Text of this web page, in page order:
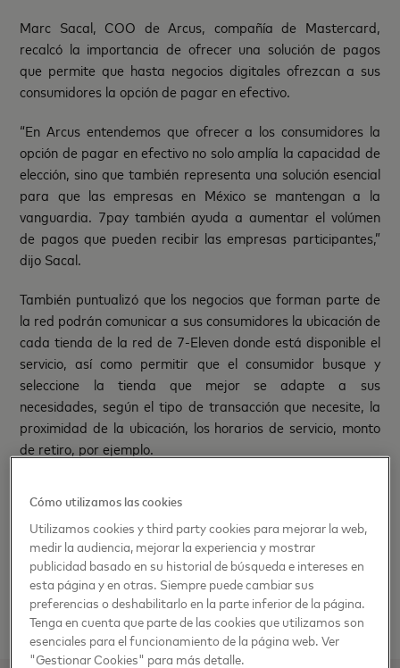
Marc Sacal, COO de Arcus, compañía de Mastercard,
recalcó la importancia de ofrecer una solución de pagos
que permite que hasta negocios digitales ofrezcan a sus
consumidores la opción de pagar en efectivo.
“En Arcus entendemos que ofrecer a los consumidores la
opción de pagar en efectivo no solo amplía la capacidad de
elección, sino que también representa una solución esencial
para que las empresas en México se mantengan a la
vanguardia. 7pay también ayuda a aumentar el volúmen
de pagos que pueden recibir las empresas participantes,”
dijo Sacal.
También puntualizó que los negocios que forman parte de
la red podrán comunicar a sus consumidores la ubicación de
cada tienda de la red de 7-Eleven donde está disponible el
servicio, así como permitir que el consumidor busque y
seleccione la tienda que mejor se adapte a sus
necesidades, según el tipo de transacción que necesite, la
proximidad de la ubicación, los horarios de servicio, monto
de retiro, por ejemplo.
y negocios para seguir innovando y ofreciendo cada día
más y mejores soluciones, llevando una oferta completa de
excelentes productos y servicios en cada una de sus
tiendas.
Si estás interesado en conocer más, visita 7pay.com.mx
Cómo utilizamos las cookies
Utilizamos cookies y third party cookies para mejorar la web,
medir la audiencia, mejorar la experiencia y mostrar
publicidad basado en su historial de búsqueda e intereses en
esta página y en otras. Siempre puede cambiar sus
preferencias o deshabilitarlo en la parte inferior de la página.
Tenga en cuenta que parte de las cookies que utilizamos son
esenciales para el funcionamiento de la página web. Ver
"Gestionar Cookies" para más detalle.